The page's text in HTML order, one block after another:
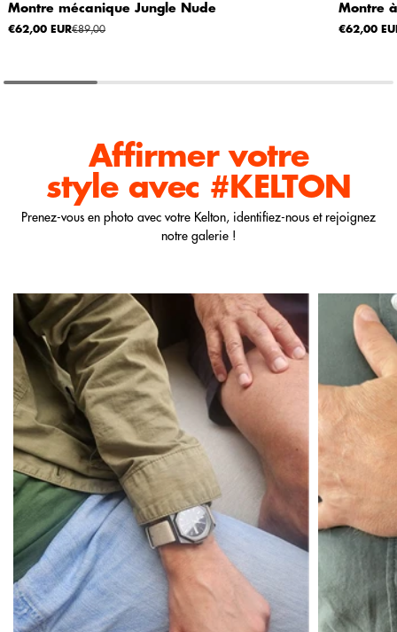
Montre mécanique Jungle Nude
€62,00 EUR€89,00
Montre
€62,00
Affirmer votre
style avec #KELTON
Prenez-vous en photo avec votre Kelton, identifiez-nous et rejoignez
notre galerie !